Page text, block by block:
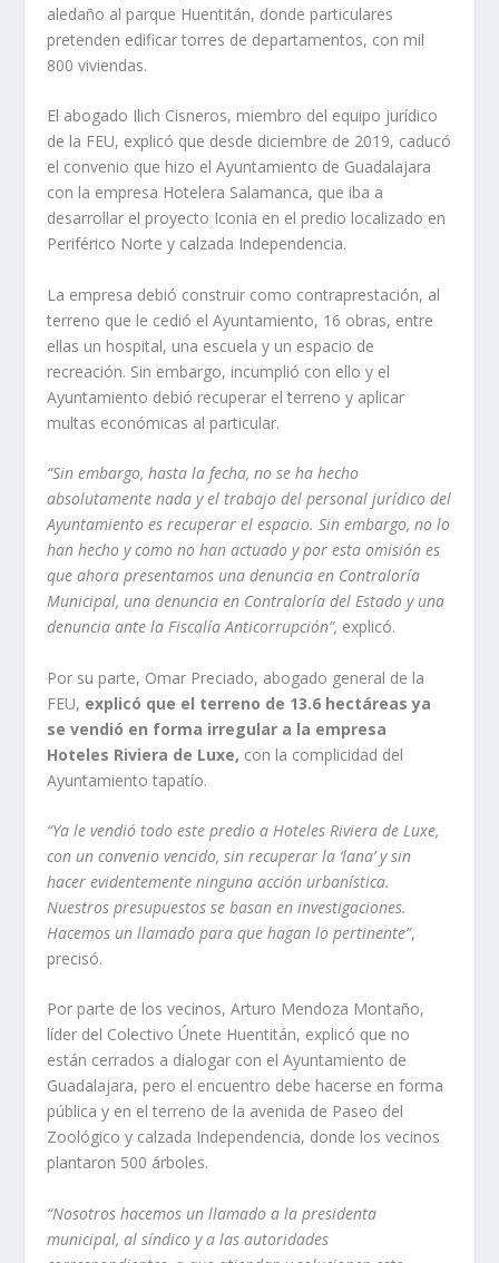
aledaño al parque Huentitán, donde particulares
pretenden edificar torres de departamentos, con mil
800 viviendas.
El abogado Ilich Cisneros, miembro del equipo jurídico
de la FEU, explicó que desde diciembre de 2019, caducó
el convenio que hizo el Ayuntamiento de Guadalajara
con la empresa Hotelera Salamanca, que iba a
desarrollar el proyecto Iconia en el predio localizado en
Periférico Norte y calzada Independencia.
La empresa debió construir como contraprestación, al
terreno que le cedió el Ayuntamiento, 16 obras, entre
ellas un hospital, una escuela y un espacio de
recreación. Sin embargo, incumplió con ello y el
Ayuntamiento debió recuperar el terreno y aplicar
multas económicas al particular.
“Sin embargo, hasta la fecha, no se ha hecho
absolutamente nada y el trabajo del personal jurídico del
Ayuntamiento es recuperar el espacio. Sin embargo, no lo
han hecho y como no han actuado y por esta omisión es
que ahora presentamos una denuncia en Contraloría
Municipal, una denuncia en Contraloría del Estado y una
denuncia ante la Fiscalía Anticorrupción”, explicó.
Por su parte, Omar Preciado, abogado general de la
FEU, explicó que el terreno de 13.6 hectáreas ya
se vendió en forma irregular a la empresa
Hoteles Riviera de Luxe, con la complicidad del
Ayuntamiento tapatío.
“Ya le vendió todo este predio a Hoteles Riviera de Luxe,
con un convenio vencido, sin recuperar la ‘lana’ y sin
hacer evidentemente ninguna acción urbanística.
Nuestros presupuestos se basan en investigaciones.
Hacemos un llamado para que hagan lo pertinente”,
precisó.
Por parte de los vecinos, Arturo Mendoza Montaño,
líder del Colectivo Únete Huentitán, explicó que no
están cerrados a dialogar con el Ayuntamiento de
Guadalajara, pero el encuentro debe hacerse en forma
pública y en el terreno de la avenida de Paseo del
Zoológico y calzada Independencia, donde los vecinos
plantaron 500 árboles.
“Nosotros hacemos un llamado a la presidenta
municipal, al síndico y a las autoridades